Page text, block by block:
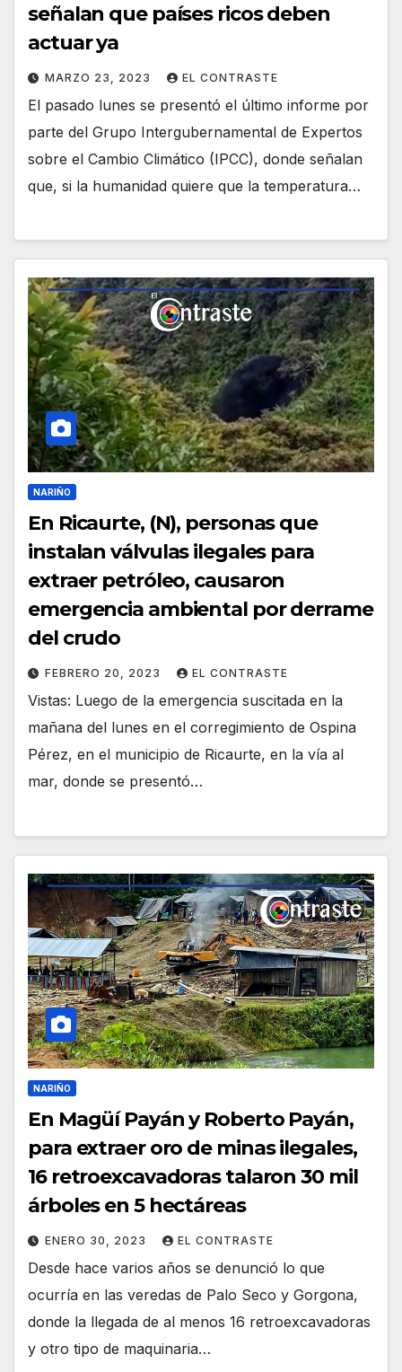
señalan que países ricos deben
actuar ya
MARZO 23, 2023 EL CONTRASTE
El pasado lunes se presentó el último informe por
parte del Grupo Intergubernamental de Expertos
sobre el Cambio Climático (IPCC), donde señalan
que, si la humanidad quiere que la temperatura…
NARIÑO
En Ricaurte, (N), personas que
instalan válvulas ilegales para
extraer petróleo, causaron
emergencia ambiental por derrame
del crudo
FEBRERO 20, 2023 EL CONTRASTE
Vistas: Luego de la emergencia suscitada en la
mañana del lunes en el corregimiento de Ospina
Pérez, en el municipio de Ricaurte, en la vía al
mar, donde se presentó…
NARIÑO
En Magüí Payán y Roberto Payán,
para extraer oro de minas ilegales,
16 retroexcavadoras talaron 30 mil
árboles en 5 hectáreas
ENERO 30, 2023 EL CONTRASTE
Desde hace varios años se denunció lo que
ocurría en las veredas de Palo Seco y Gorgona,
donde la llegada de al menos 16 retroexcavadoras
y otro tipo de maquinaria…